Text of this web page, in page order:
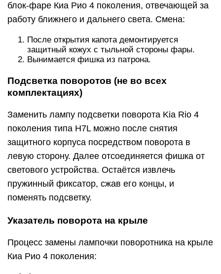
блок-фаре Киа Рио 4 поколения, отвечающей за
работу ближнего и дальнего света. Смена:
После открытия капота демонтируется
защитный кожух с тыльной стороны фары.
Вынимается фишка из патрона.
Подсветка поворотов (не во всех
комплектациях)
Заменить лампу подсветки поворота Kia Rio 4
поколения типа H7L можно после снятия
защитного корпуса посредством поворота в
левую сторону. Далее отсоединяется фишка от
светового устройства. Остаётся извлечь
пружинный фиксатор, сжав его концы, и
поменять подсветку.
Указатель поворота на крыле
Процесс замены лампочки поворотника на крыле
Киа Рио 4 поколения: